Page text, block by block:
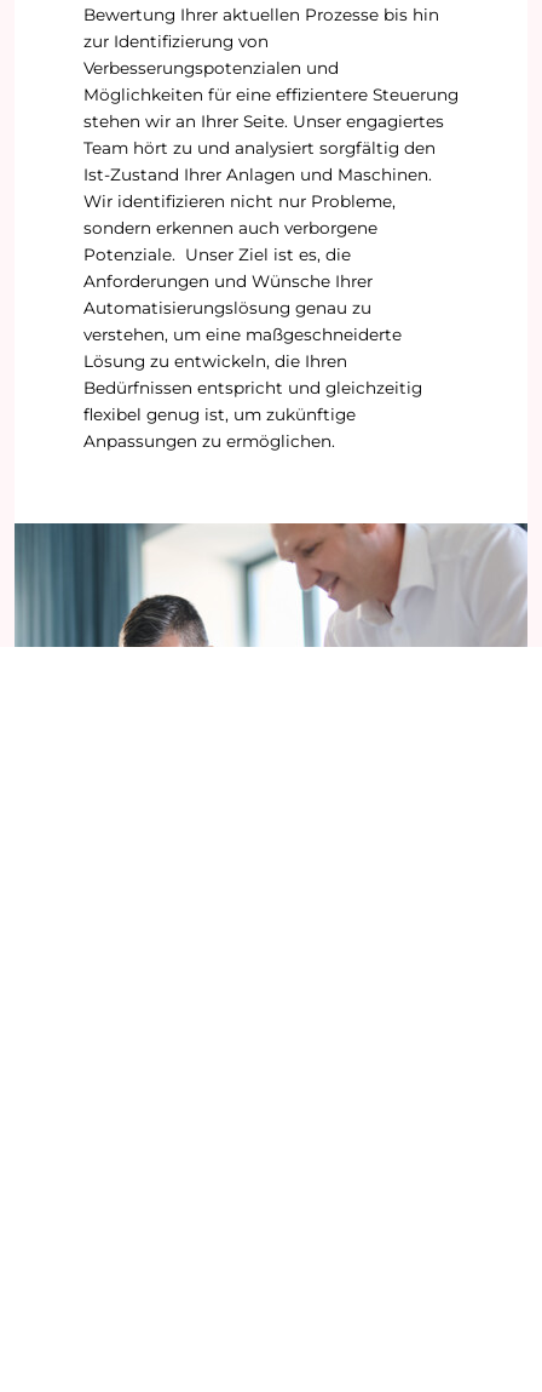
Bewertung Ihrer aktuellen Prozesse bis hin
zur Identifizierung von
Verbesserungspotenzialen und
Möglichkeiten für eine effizientere Steuerung
stehen wir an Ihrer Seite. Unser engagiertes
Team hört zu und analysiert sorgfältig den
Ist-Zustand Ihrer Anlagen und Maschinen.
Wir identifizieren nicht nur Probleme,
sondern erkennen auch verborgene
Potenziale. Unser Ziel ist es, die
Anforderungen und Wünsche Ihrer
Automatisierungslösung genau zu
verstehen, um eine maßgeschneiderte
Lösung zu entwickeln, die Ihren
Bedürfnissen entspricht und gleichzeitig
flexibel genug ist, um zukünftige
Anpassungen zu ermöglichen.